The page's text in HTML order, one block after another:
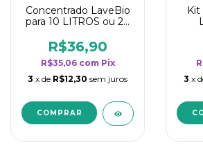
Concentrado LaveBio
para 10 LITROS ou 20
rendimento da
categoria - Neutro
R$36,90
R$35,06 com Pix
3 x de R$12,30 sem juros
3 x